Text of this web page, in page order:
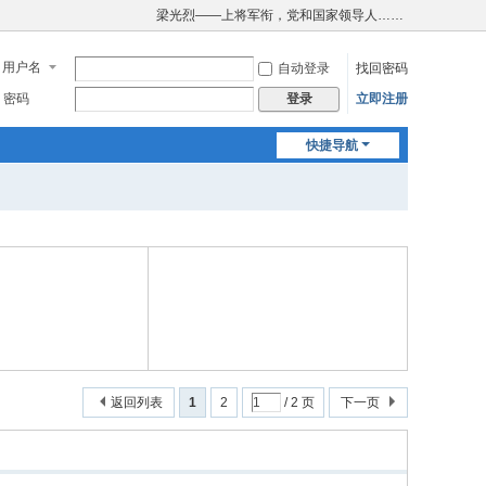
梁光烈——上将军衔，党和国家领导人……
用户名 自动登录
找回密码
密码
登录 立即注册
快捷导航
1 2 / 2 页 下一页
返回列表